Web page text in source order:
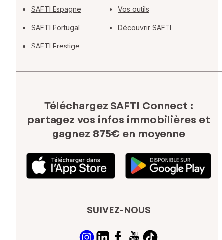
SAFTI Espagne
SAFTI Portugal
SAFTI Prestige
Vos outils
Découvrir SAFTI
Téléchargez SAFTI Connect :
partagez vos infos immobilières et
gagnez 875€ en moyenne
SUIVEZ-NOUS